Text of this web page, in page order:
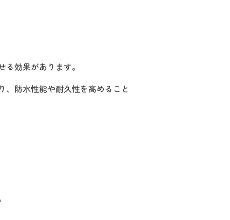
効果があります。
防水性能や耐久性を高めること